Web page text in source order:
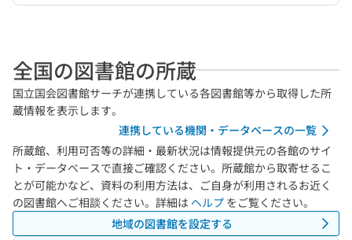
全国の図書館の所蔵
国立国会図書館サーチが連携している各図書館等から取得した所
蔵情報を表示します。
連携している機関・データベースの一覧
所蔵館、利用可否等の詳細・最新状況は情報提供元の各館のサイ
ト・データベースで直接ご確認ください。所蔵館から取寄せるこ
とが可能かなど、資料の利用方法は、ご自身が利用されるお近く
の図書館へご相談ください。詳細は ヘルプ をご覧ください。
地域の図書館を設定する